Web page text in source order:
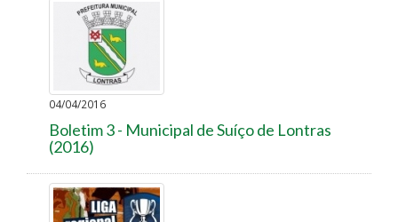
04/04/2016
Boletim 3 - Municipal de Suíço de Lontras
(2016)